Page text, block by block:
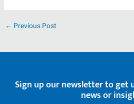
← Previous Post
Sign up our newsletter to get
news or